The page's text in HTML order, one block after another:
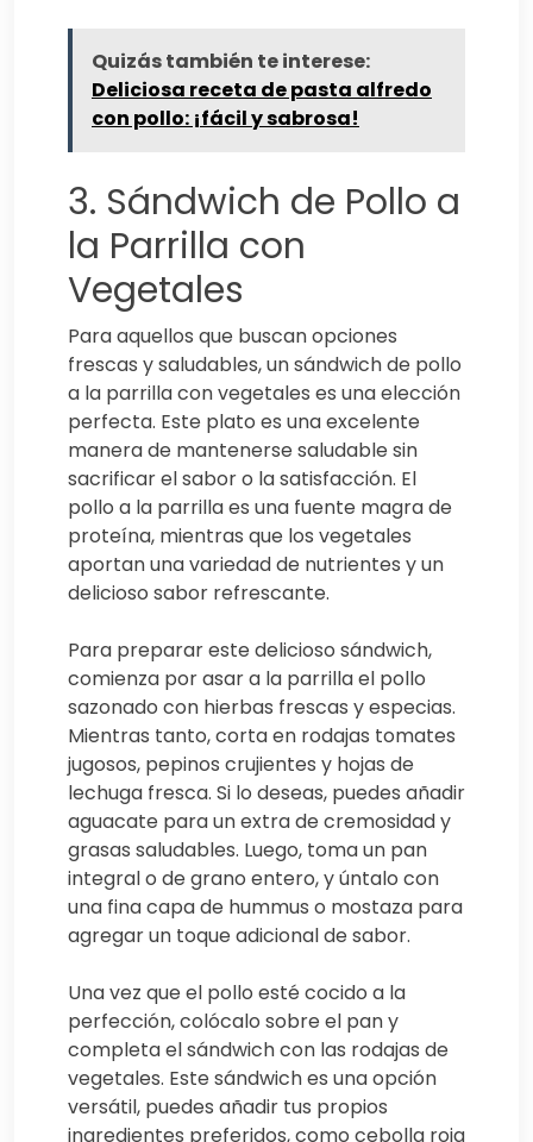
Quizás también te interese:
Deliciosa receta de pasta alfredo
con pollo: ¡fácil y sabrosa!
3. Sándwich de Pollo a
la Parrilla con
Vegetales
Para aquellos que buscan opciones
frescas y saludables, un sándwich de pollo
a la parrilla con vegetales es una elección
perfecta. Este plato es una excelente
manera de mantenerse saludable sin
sacrificar el sabor o la satisfacción. El
pollo a la parrilla es una fuente magra de
proteína, mientras que los vegetales
aportan una variedad de nutrientes y un
delicioso sabor refrescante.
Para preparar este delicioso sándwich,
comienza por asar a la parrilla el pollo
sazonado con hierbas frescas y especias.
Mientras tanto, corta en rodajas tomates
jugosos, pepinos crujientes y hojas de
lechuga fresca. Si lo deseas, puedes añadir
aguacate para un extra de cremosidad y
grasas saludables. Luego, toma un pan
integral o de grano entero, y úntalo con
una fina capa de hummus o mostaza para
agregar un toque adicional de sabor.
Una vez que el pollo esté cocido a la
perfección, colócalo sobre el pan y
completa el sándwich con las rodajas de
vegetales. Este sándwich es una opción
versátil, puedes añadir tus propios
ingredientes preferidos, como cebolla roja